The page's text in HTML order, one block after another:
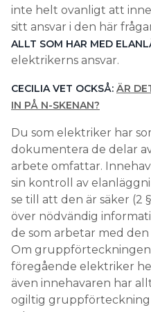
inte helt ovanligt att
sitt ansvar i den här
ALLT SOM HAR MED
elektrikerns ansvar.
CECILIA VET OCKSÅ: ÄR
IN PÅ N-SKENAN?
Du som elektriker har
dokumentera de delar
arbete omfattar.
sin kontroll av
se till att den är säker (2
över nödvändig
de som arbetar med den
Om
föregående elektriker
även innehavaren har
ogiltig